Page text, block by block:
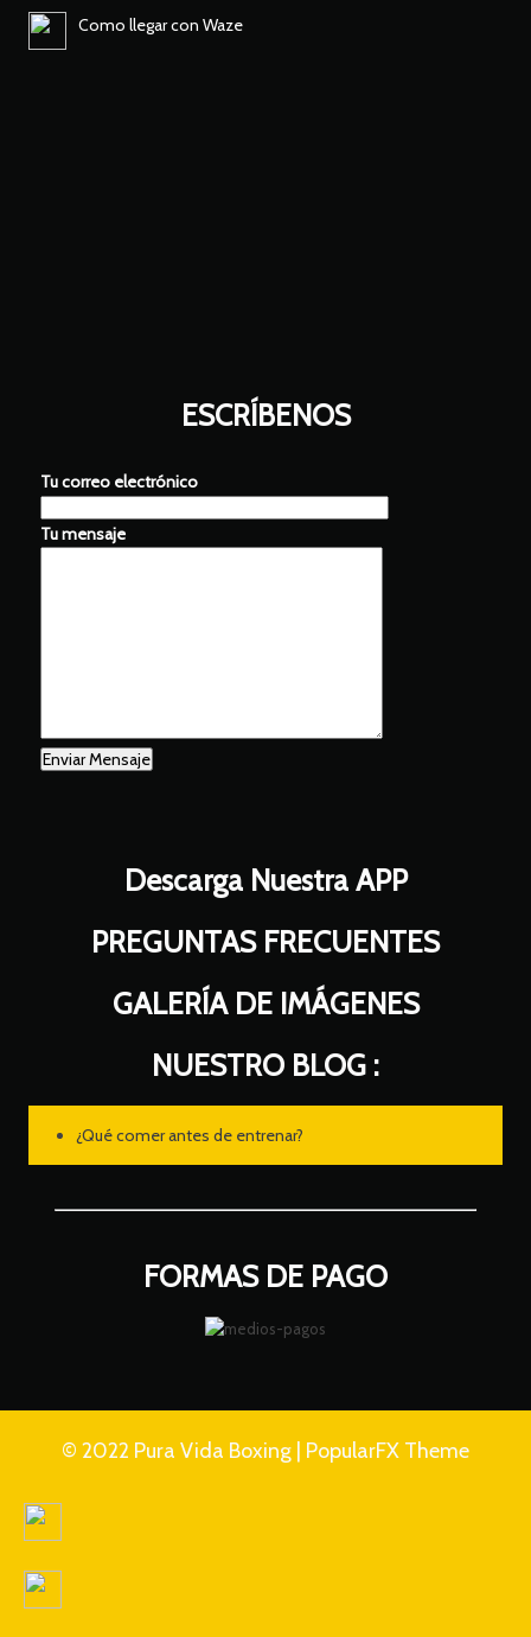
Como llegar con Waze
ESCRÍBENOS
Tu correo electrónico
Tu mensaje
Descarga Nuestra APP
PREGUNTAS FRECUENTES
GALERÍA DE IMÁGENES
NUESTRO BLOG :
¿Qué comer antes de entrenar?
FORMAS DE PAGO
© 2022 Pura Vida Boxing | PopularFX Theme